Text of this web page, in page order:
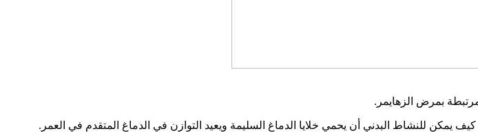
بمرض الزهايمر.
يمكن للنشاط البدني أن يحمي خلايا الدماغ السليمة ويعيد التوازن في الدماغ المتقدم في العمر.